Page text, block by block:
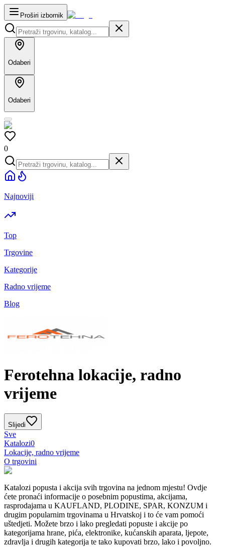
Proširi izbornik
Odaberi
Odaberi
0
Najnoviji
Top
Trgovine
Kategorije
Radno vrijeme
Blog
Ferotehna lokacije, radno
vrijeme
Slijedi
Sve
Katalozi0
Lokacije, radno vrijeme
O trgovini
Katalozi popusta i akcija svih trgovina na jednom mjestu! Ovdje
ćete pronaći informacije o posebnim popustima, akcijama,
rasprodajama u KAUFLAND, PLODINE, SPAR, KONZUM i
drugim popularnim trgovinama u Hrvatskoj i to će vam pomoći
uštedjeti. Možete brzo i lako pregledati popuste i akcije po
kategorijama hrane, pića, elektronike, kućanskih aparata, ljepote,
zdravlja i drugih kategorija te tako kupovati brzo, lako i povoljno.